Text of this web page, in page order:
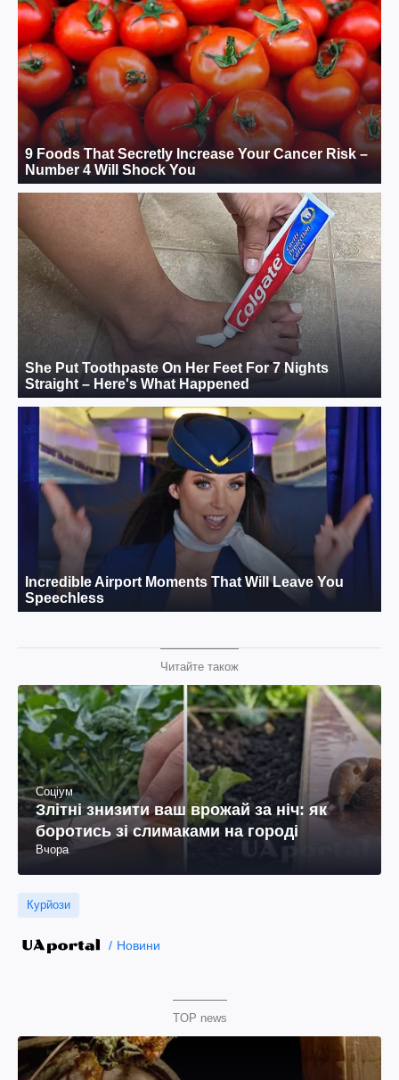
Читайте також
Соціум
Злітні знизити ваш врожай за ніч: як
боротись зі слимаками на городі
Вчора
Курйози
Новини
TOP news